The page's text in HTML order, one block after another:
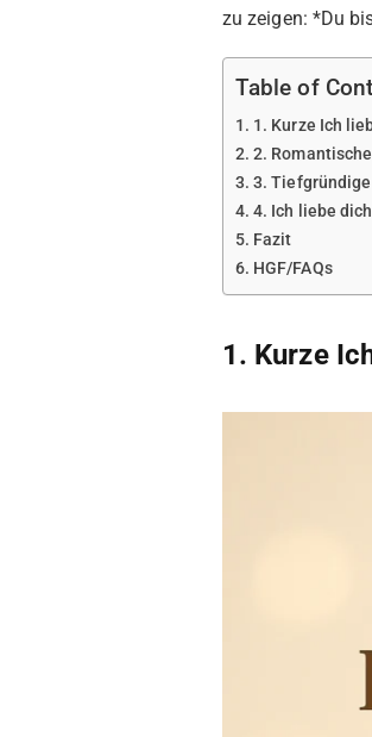
zu zeigen: *Du
Table of
1. Kurze Ich
2.
3.
4. Ich liebe
Fazit
HGF/FAQs
1. Kurze